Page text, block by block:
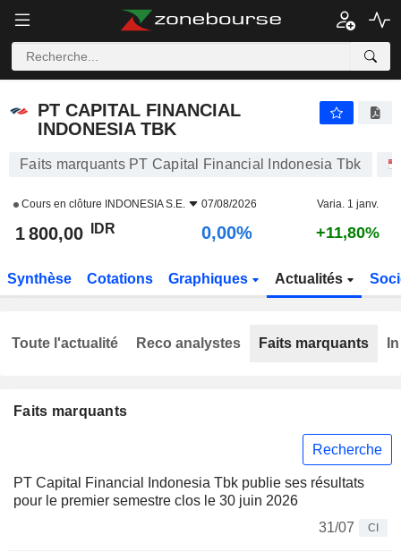
PT CAPITAL FINANCIAL
INDONESIA TBK
Faits marquants PT Capital Financial Indonesia Tbk
Cours en clôture INDONESIA S.E. 07/08/2026 Varia. 1 janv.
1 800,00 IDR 0,00% +11,80%
Synthèse Cotations Graphiques Actualités
Faits marquants
Recherche
PT Capital Financial Indonesia Tbk publie ses résultats
pour le premier semestre clos le 30 juin 2026
31/07
CI
Toute l'actualité Reco analystes Faits marquants